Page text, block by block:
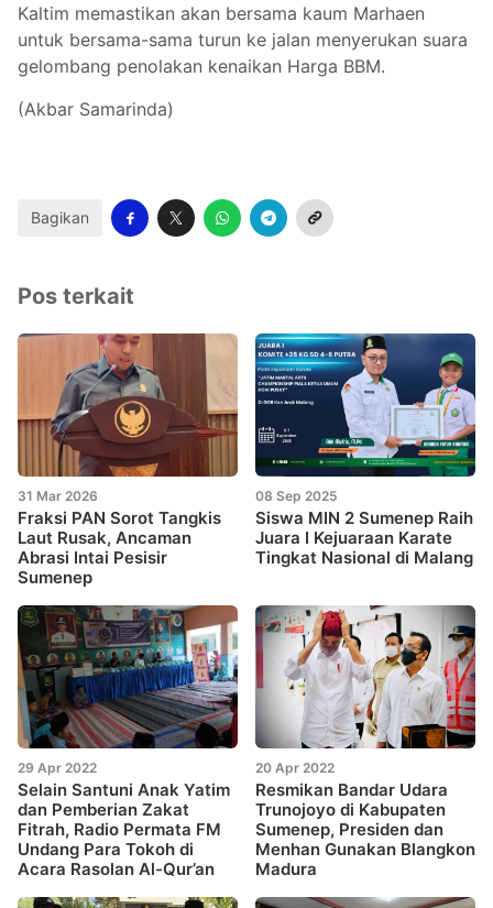
Kaltim memastikan akan bersama kaum Marhaen
untuk bersama-sama turun ke jalan menyerukan suara
gelombang penolakan kenaikan Harga BBM.
(Akbar Samarinda)
Bagikan
Pos terkait
31 Mar 2026
Fraksi PAN Sorot Tangkis
Laut Rusak, Ancaman
Abrasi Intai Pesisir
Sumenep
08 Sep 2025
Siswa MIN 2 Sumenep Raih
Juara I Kejuaraan Karate
Tingkat Nasional di Malang
29 Apr 2022
Selain Santuni Anak Yatim
dan Pemberian Zakat
Fitrah, Radio Permata FM
Undang Para Tokoh di
Acara Rasolan Al-Qur’an
20 Apr 2022
Resmikan Bandar Udara
Trunojoyo di Kabupaten
Sumenep, Presiden dan
Menhan Gunakan Blangkon
Madura